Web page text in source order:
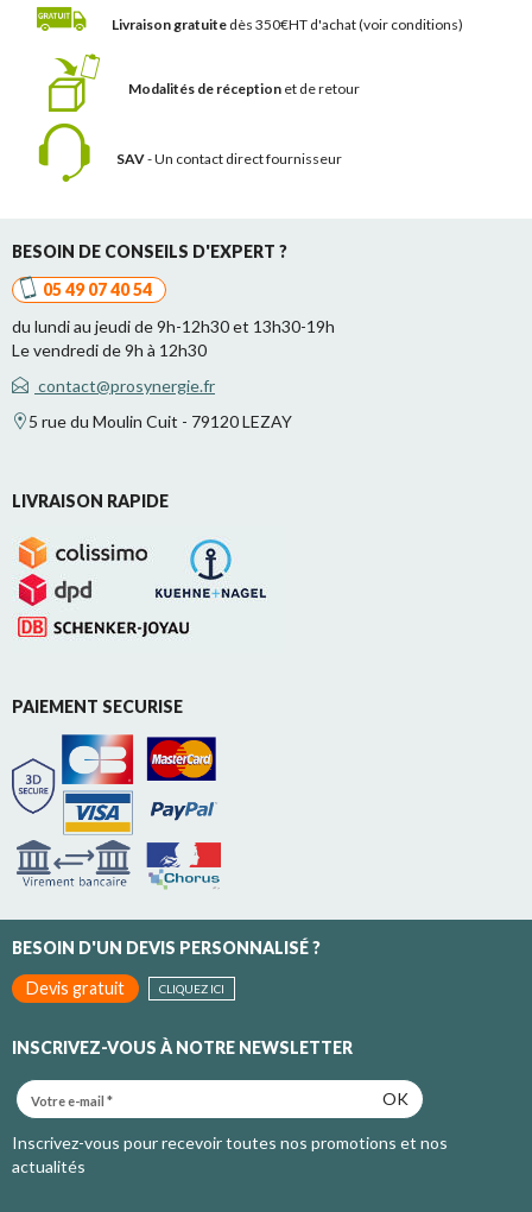
Livraison gratuite dès 350€HT d'achat(voir conditions)
Modalités de réception et de retour
SAV- Un contact direct fournisseur
BESOIN DE CONSEILS D'EXPERT ?
05 49 07 40 54
du lundi au jeudi de 9h-12h30 et 13h30-19h
Le vendredi de 9h à 12h30
contact@prosynergie.fr
5 rue du Moulin Cuit - 79120 LEZAY
LIVRAISON RAPIDE
PAIEMENT SECURISE
BESOIN D'UN DEVIS PERSONNALISÉ ?
Devis gratuit
CLIQUEZ ICI
INSCRIVEZ-VOUS À NOTRE NEWSLETTER
OK
Inscrivez-vous pour recevoir toutes nos promotions et nos
actualités